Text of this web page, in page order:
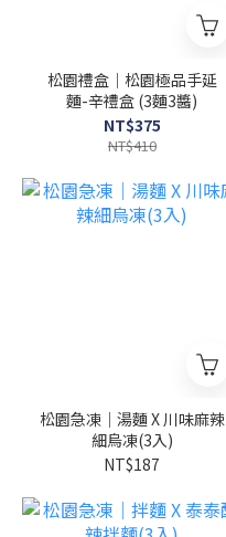
松園禮盒｜松園極品手延
麵-辛禮盒 (3麵3醬)
NT$375
NT$410
松園急凍｜湯麵 X 川味麻辣
細烏凍(3入)
NT$187